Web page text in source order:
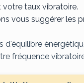
taux vibratoire.
vous suggérer les
d'équilibre
fréquence